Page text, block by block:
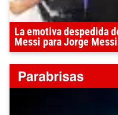
La emotiva despedida
Messi para Jorge